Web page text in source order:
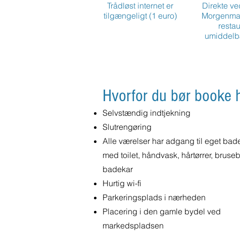
Trådløst internet er
tilgængeligt (1 euro)
Direkte
Hvorfor du bør booke
Selvstændig indtjekning
Slutrengøring
Alle værelser har adgang til eget
med toilet, håndvask, hårtørrer,
badekar
Hurtig wi-fi
Parkeringsplads i nærheden
Placering i den gamle bydel ved
markedspladsen